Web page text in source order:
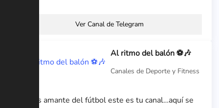
Ver Canal de Telegram
Al ritmo del balón ⚽️🎶
Canales de Deporte y Fitness
Si eres amante del fútbol este es tu canal…aquí se